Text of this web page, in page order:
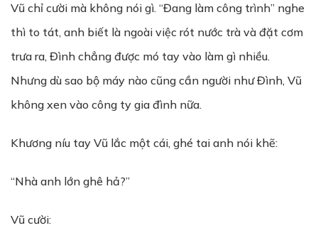
Vũ chỉ cười mà không nói gì. “Đang làm công trình” nghe
thì to tát, anh biết là ngoài việc rót nước trà và đặt cơm
trưa ra, Đình chẳng được mó tay vào làm gì nhiều.
Nhưng dù sao bộ máy nào cũng cần người như Đình, Vũ
không xen vào công ty gia đình nữa.
Khương níu tay Vũ lắc một cái, ghé tai anh nói khẽ:
“Nhà anh lớn ghê hả?”
Vũ cười: